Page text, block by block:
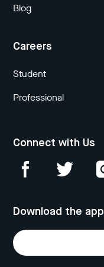
Blog
Careers
Student
Professional
Connect with Us
Download the app